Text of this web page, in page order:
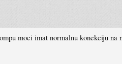
moci imat normalnu konekciju na